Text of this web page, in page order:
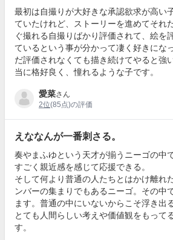
最初は自撮りが大好きな承認欲求が高い
ていたけれど、ストーリーを進めてそれ
ぐ撮れる自撮りばかり評価されて、絵を
ているという事が分かって凄く好きにな
だ評価されなくても描き続けてやると強
当に格好良く、憧れるような子です。
愛菜さん
2位(85点)の評価
えななんが一番刺さる。
奏やまふゆという天才が揃うニーゴの中
すごく親近感を感じて応援できる。
そして何より普通の人たちとはかけ離れ
ンバーの集まりでもあるニーゴ。その中
ます。普通の中にいないからこそ浮き出
とても人間らしい考えや価値観をもって
す。